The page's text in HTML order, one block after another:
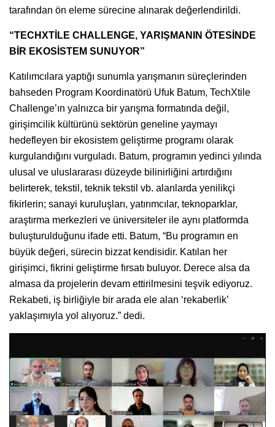
tarafından ön eleme sürecine alınarak değerlendirildi.
“TECHXTİLE CHALLENGE, YARIŞMANIN ÖTESİNDE
BİR EKOSİSTEM SUNUYOR”
Katılımcılara yaptığı sunumla yarışmanın süreçlerinden
bahseden Program Koordinatörü Ufuk Batum, TechXtile
Challenge’ın yalnızca bir yarışma formatında değil,
girişimcilik kültürünü sektörün geneline yaymayı
hedefleyen bir ekosistem geliştirme programı olarak
kurgulandığını vurguladı. Batum, programın yedinci yılında
ulusal ve uluslararası düzeyde bilinirliğini artırdığını
belirterek, tekstil, teknik tekstil vb. alanlarda yenilikçi
fikirlerin; sanayi kuruluşları, yatırımcılar, teknoparklar,
araştırma merkezleri ve üniversiteler ile aynı platformda
buluşturulduğunu ifade etti. Batum, “Bu programın en
büyük değeri, sürecin bizzat kendisidir. Katılan her
girişimci, fikrini geliştirme fırsatı buluyor. Derece alsa da
almasa da projelerin devam ettirilmesini teşvik ediyoruz.
Rekabeti, iş birliğiyle bir arada ele alan ‘rekaberlik’
yaklaşımıyla yol alıyoruz.” dedi.